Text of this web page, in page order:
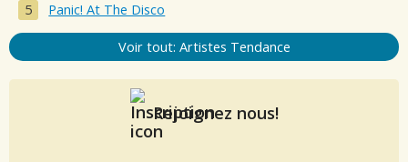
Panic! At The Disco
Voir tout: Artistes Tendance
Rejoignez nous!